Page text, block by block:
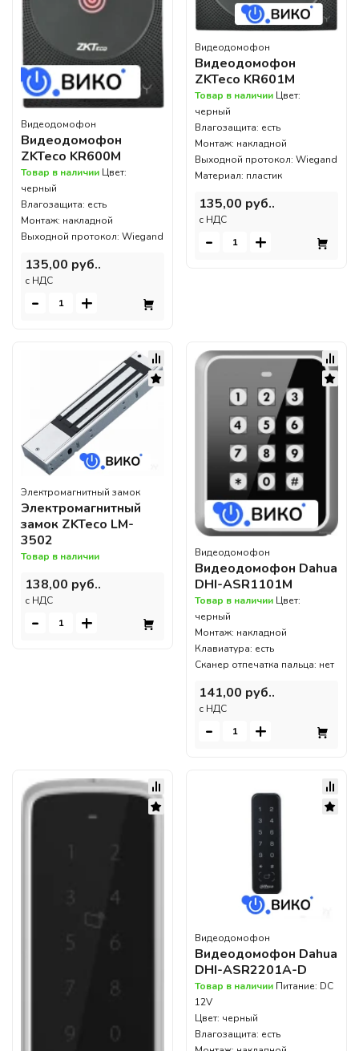
Видеодомофон
Видеодомофон
ZKTeco KR600M
Товар в наличии Цвет:
черный
Влагозащита: есть
Монтаж: накладной
Выходной протокол: Wiegand
135,00 руб..
c НДС
- +
Видеодомофон
Видеодомофон
ZKTeco KR601M
Товар в наличии Цвет:
черный
Влагозащита: есть
Монтаж: накладной
Выходной протокол: Wiegand
Материал: пластик
135,00 руб..
c НДС
- +
Электромагнитный замок
Электромагнитный
замок ZKTeco LM-
3502
Товар в наличии
138,00 руб..
c НДС
- +
Видеодомофон
Видеодомофон Dahua
DHI-ASR1101M
Товар в наличии Цвет:
черный
Монтаж: накладной
Клавиатура: есть
Сканер отпечатка пальца: нет
141,00 руб..
c НДС
- +
Видеодомофон
Видеодомофон Dahua
DHI-ASR2201A-D
Товар в наличии Питание: DC
12V
Цвет: черный
Влагозащита: есть